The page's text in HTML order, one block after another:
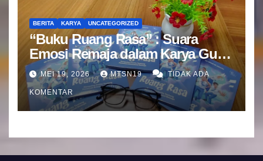
BERITA KARYA UNCATEGORIZED
“Buku Ruang Rasa” : Suara
Emosi Remaja dalam Karya Guru
BK MTsN 19 Jakarta Selatan
MEI 19, 2026 MTSN19 TIDAK ADA
KOMENTAR